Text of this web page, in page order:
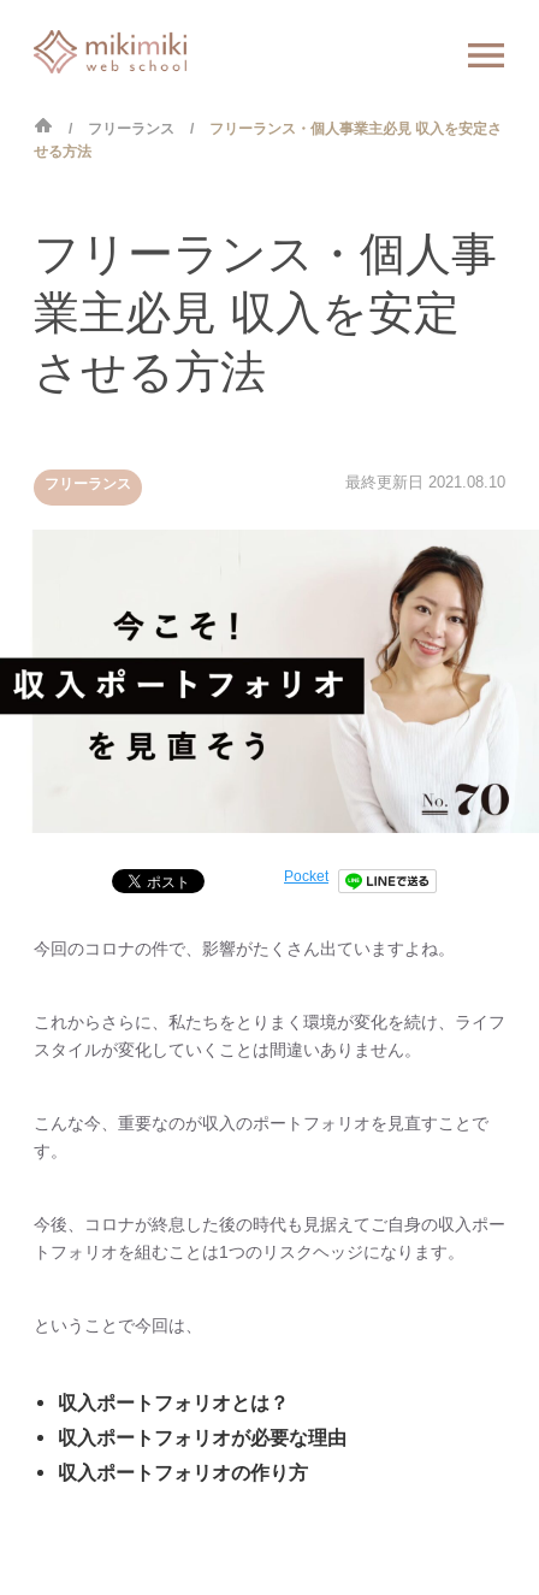
フリーランス
フリーランス・個人事業主必見 収入を安定さ
せる方法
フリーランス 最終更新日 2021.08.10
フリーランス・個人事
業主必見 収入を安定
させる方法
Pocket
今回のコロナの件で、影響がたくさん出ていますよね。
これからさらに、私たちをとりまく環境が変化を続け、ライフ
スタイルが変化していくことは間違いありません。
こんな今、重要なのが収入のポートフォリオを見直すことで
す。
今後、コロナが終息した後の時代も見据えてご自身の収入ポー
トフォリオを組むことは1つのリスクヘッジになります。
ということで今回は、
収入ポートフォリオとは？
収入ポートフォリオが必要な理由
収入ポートフォリオの作り方